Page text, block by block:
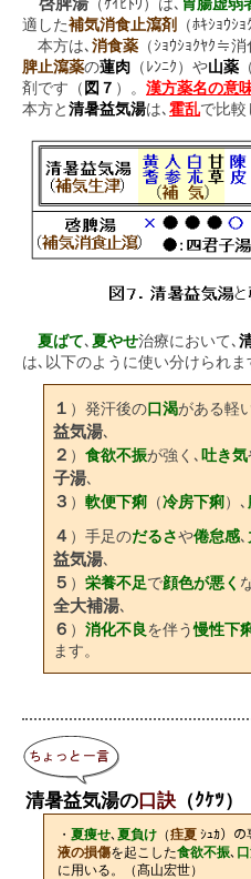
（ｹｲﾋﾄｳ）は､ 胃腸虚弱
適した補気消食止瀉剤
（ﾎｷｼｮｳｼ
本方は､ 消食薬 （ｼｮｳｼｮｸﾔｸ≒
脾止瀉薬の蓮肉 （ﾚﾝﾆｸ）や山薬
剤です（ 図７ ）。 漢方薬名の意
本方と 清暑益気湯は､ 霍乱で比較
夏ばて､ 夏やせ治療において､
は､以下のように使い分けられま
１ ）発汗後の 口渴がある軽
益気湯､
２ ）食欲不振が強く､ 吐き気
子湯､
３ ）軟便下痢 （冷房下痢）､
４ ）手足のだるさや倦怠感､
益気湯､
５ ）栄養不足で顔色が悪く
全大補湯､
６ ）消化不良を伴う慢性下
ます。
清暑益気湯の口訣 （ｸｹﾂ）
・夏痩せ､夏負け （疰夏 ｼｭｶ）
液の損傷を起こした食欲不振､
に用いる。（髙山宏世）